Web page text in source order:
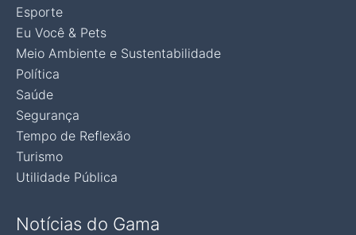
Esporte
Eu Você & Pets
Meio Ambiente e Sustentabilidade
Política
Saúde
Segurança
Tempo de Reflexão
Turismo
Utilidade Pública
Notícias do Gama